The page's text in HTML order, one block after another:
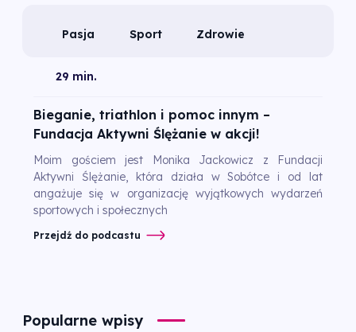
Pasja Sport Zdrowie
29 min.
Bieganie, triathlon i pomoc innym –
Fundacja Aktywni Ślężanie w akcji!
Moim gościem jest Monika Jackowicz z Fundacji
Aktywni Ślężanie, która działa w Sobótce i od lat
angażuje się w organizację wyjątkowych wydarzeń
sportowych i społecznych
Przejdź do podcastu
Popularne wpisy